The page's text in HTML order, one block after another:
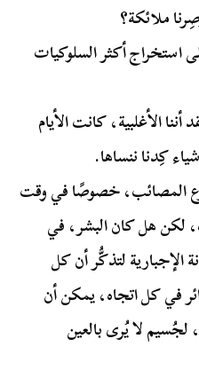
ملائكة؟
استخراج أكثر السلوكيات
الأغلبية، كانت الأيام
كِدنا ننساها.
المصائب، خصوصًا في وقت
لكن هل كان البشر، في
لتذكُّر أن كل
في كل اتجاه، يمكن أن
لا يُرى بالعين